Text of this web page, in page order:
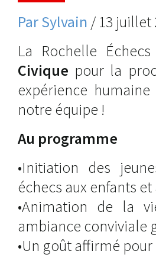
Par Sylvain / 13 juillet
La Rochelle
Civique pour la
expérience
notre équipe !
Au programme
•Initiation des
échecs aux enfants
•Animation de la
ambiance conviviale
•Un goût affirmé